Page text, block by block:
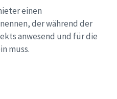
einen
der während der
anwesend und für die
muss.